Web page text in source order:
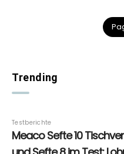
Trending